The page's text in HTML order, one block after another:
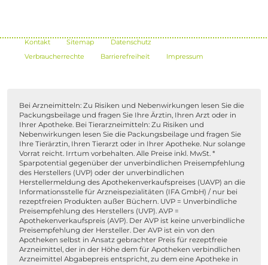
Kontakt Sitemap
Datenschutz
Verbraucherrechte
Barrierefreiheit Impressum
Bei Arzneimitteln: Zu Risiken und Nebenwirkungen lesen Sie die
Packungsbeilage und fragen Sie Ihre Ärztin, Ihren Arzt oder in
Ihrer Apotheke. Bei Tierarzneimitteln: Zu Risiken und
Nebenwirkungen lesen Sie die Packungsbeilage und fragen Sie
Ihre Tierärztin, Ihren Tierarzt oder in Ihrer Apotheke. Nur solange
Vorrat reicht. Irrtum vorbehalten. Alle Preise inkl. MwSt. *
Sparpotential gegenüber der unverbindlichen Preisempfehlung
des Herstellers (UVP) oder der unverbindlichen
Herstellermeldung des Apothekenverkaufspreises (UAVP) an die
Informationsstelle für Arzneispezialitäten (IFA GmbH) / nur bei
rezeptfreien Produkten außer Büchern. UVP = Unverbindliche
Preisempfehlung des Herstellers (UVP). AVP =
Apothekenverkaufspreis (AVP). Der AVP ist keine unverbindliche
Preisempfehlung der Hersteller. Der AVP ist ein von den
Apotheken selbst in Ansatz gebrachter Preis für rezeptfreie
Arzneimittel, der in der Höhe dem für Apotheken verbindlichen
Arzneimittel Abgabepreis entspricht, zu dem eine Apotheke in